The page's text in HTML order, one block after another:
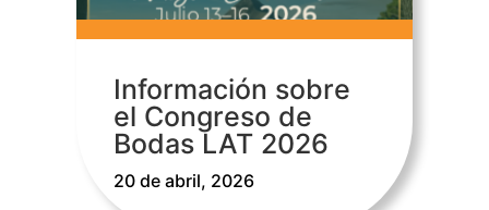
Información sobre
el Congreso de
Bodas LAT 2026
20 de abril, 2026